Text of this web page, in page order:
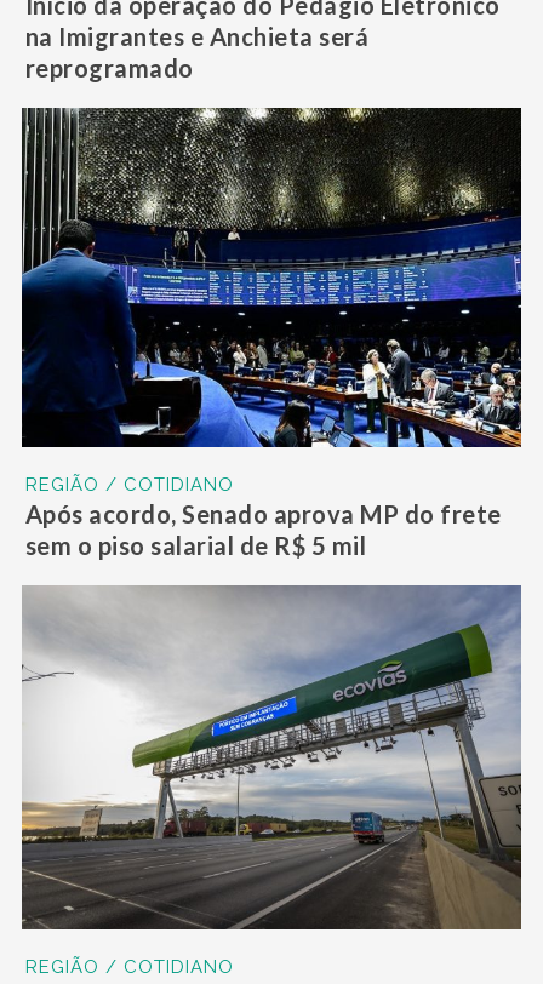
na Imigrantes e Anchieta será
reprogramado
REGIÃO / COTIDIANO
Após acordo, Senado aprova MP do frete
sem o piso salarial de R$ 5 mil
REGIÃO / COTIDIANO